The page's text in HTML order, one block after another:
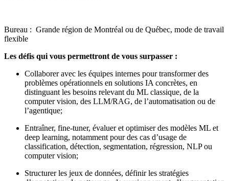
Bureau : Grande région de Montréal ou de Québec, mode de travail
flexible
Les défis qui vous permettront de vous surpasser :
Collaborer avec les équipes internes pour transformer des
problèmes opérationnels en solutions IA concrètes, en
distinguant les besoins relevant du ML classique, de la
computer vision, des LLM/RAG, de l’automatisation ou de
l’agentique;
Entraîner, fine-tuner, évaluer et optimiser des modèles ML et
deep learning, notamment pour des cas d’usage de
classification, détection, segmentation, régression, NLP ou
computer vision;
Structurer les jeux de données, définir les stratégies